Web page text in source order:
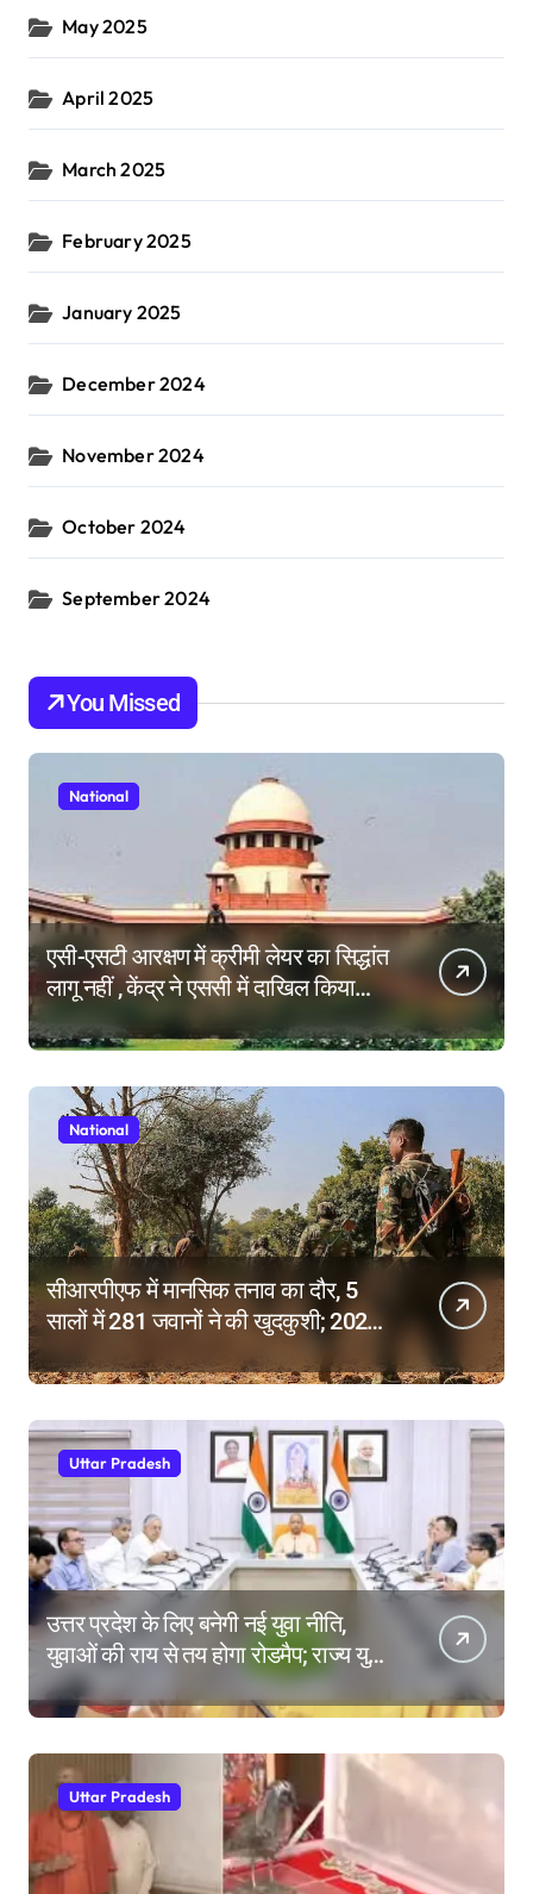
May 2025
April 2025
March 2025
February 2025
January 2025
December 2024
November 2024
October 2024
September 2024
You Missed
National
एसी-एसटी आरक्षण में क्रीमी लेयर का सिद्धांत
लागू नहीं , केंद्र ने एससी में दाखिल किया
हलफनामा; याचिकाएं खारिज करने की मांग
National
सीआरपीएफ में मानसिक तनाव का दौर, 5
सालों में 281 जवानों ने की खुदकुशी; 2025
Uttar Pradesh
उत्तर प्रदेश के लिए बनेगी नई युवा नीति,
युवाओं की राय से तय होगा रोडमैप; राज्य युवा
आयोग के गठन पर भी मंथन
Uttar Pradesh